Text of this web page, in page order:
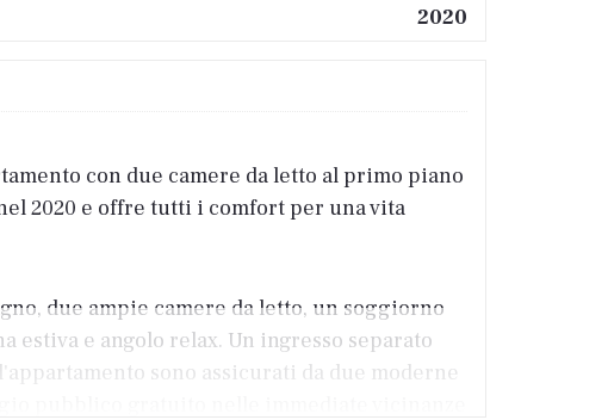
2020
con due camere da letto al primo piano
2020 e offre tutti i comfort per una vita
due ampie camere da letto, un soggiorno
estiva e angolo relax. Un ingresso separato
sono assicurati da due moderne
pubblico gratuito nelle immediate vicinanze